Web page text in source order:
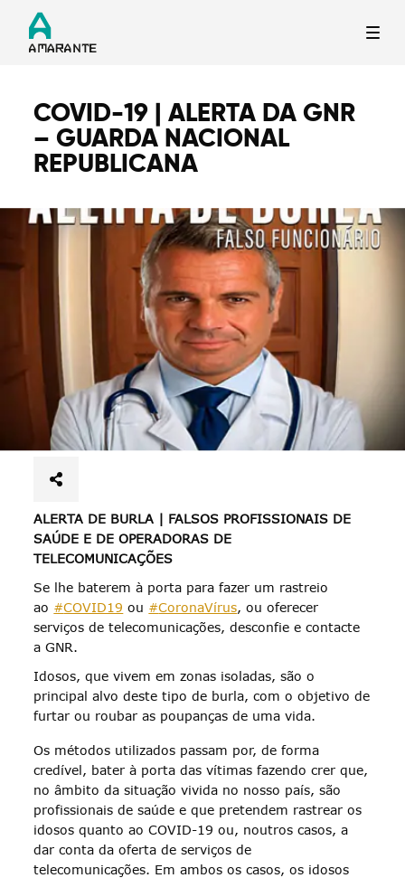
Termo de Pesquisa
Categorias gerais
Filtros
COVID-19 | ALERTA DA GNR
– GUARDA NACIONAL
REPUBLICANA
ALERTA DE BURLA | FALSOS PROFISSIONAIS DE
SAÚDE E DE OPERADORAS DE
TELECOMUNICAÇÕES
Se lhe baterem à porta para fazer um rastreio
ao #COVID19 ou #CoronaVírus, ou oferecer
serviços de telecomunicações, desconfie e contacte
a GNR.
Idosos, que vivem em zonas isoladas, são o
principal alvo deste tipo de burla, com o objetivo de
furtar ou roubar as poupanças de uma vida.
Os métodos utilizados passam por, de forma
credível, bater à porta das vítimas fazendo crer que,
no âmbito da situação vivida no nosso país, são
profissionais de saúde e que pretendem rastrear os
idosos quanto ao COVID-19 ou, noutros casos, a
dar conta da oferta de serviços de
telecomunicações. Em ambos os casos, os idosos